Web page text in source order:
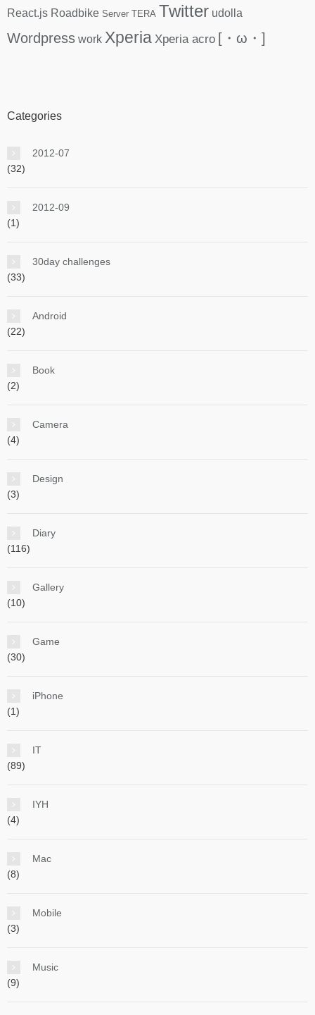
React.js Roadbike Server TERA Twitter udolla
Wordpress work Xperia Xperia acro [・ω・]
Categories
2012-07
(32)
2012-09
(1)
30day challenges
(33)
Android
(22)
Book
(2)
Camera
(4)
Design
(3)
Diary
(116)
Gallery
(10)
Game
(30)
iPhone
(1)
IT
(89)
IYH
(4)
Mac
(8)
Mobile
(3)
Music
(9)